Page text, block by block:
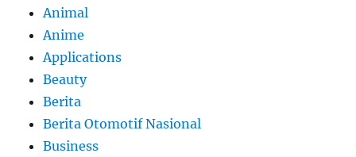
Animal
Anime
Applications
Beauty
Berita
Berita Otomotif Nasional
Business